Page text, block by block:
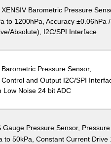
XENSIV Barometric Pressure
to 1200hPa, Accuracy ±0.06hPa
Absolute), I2C/SPI Interface
Barometric Pressure Sensor,
Control and Output I2C/SPI
Low Noise 24 bit ADC
Gauge Pressure Sensor,
to 50kPa, Constant Current Drive